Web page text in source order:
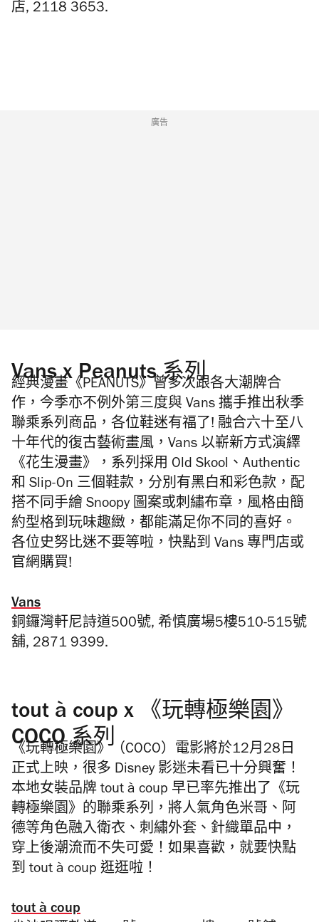
店, 2118 3653.
廣告
Vans x Peanuts 系列
經典漫畫《PEANUTS》曾多次跟各大潮牌合
作，今季亦不例外第三度與 Vans 攜手推出秋季
聯乘系列商品，各位鞋迷有福了! 融合六十至八
十年代的復古藝術畫風，Vans 以嶄新方式演繹
《花生漫畫》，系列採用 Old Skool、Authentic
和 Slip-On 三個鞋款，分別有黑白和彩色款，配
搭不同手繪 Snoopy 圖案或刺繡布章，風格由簡
約型格到玩味趣緻，都能滿足你不同的喜好。
各位史努比迷不要等啦，快點到 Vans 專門店或
官網購買!
Vans
銅鑼灣軒尼詩道500號, 希慎廣場5樓510-515號
舖, 2871 9399.
tout à coup x 《玩轉極樂園》
COCO 系列
《玩轉極樂園》（COCO）電影將於12月 28 日
正式上映，很多 Disney 影迷未看已十分興奮！
本地女裝品牌 tout à coup 早已率先推出了《玩
轉極樂園》的聯乘系列， 將人氣角色米哥、阿
德等角色融入衛衣、刺繡外套、針織單品中，
穿上後潮流而不失可愛！如果喜歡，就要快點
到 tout à coup 逛逛啦！
tout à coup